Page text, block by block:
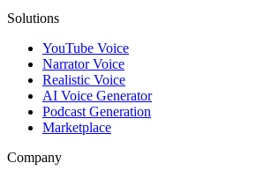
Solutions
YouTube Voice
Narrator Voice
Realistic Voice
AI Voice Generator
Podcast Generation
Marketplace
Company